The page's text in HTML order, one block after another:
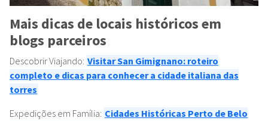
Mais dicas de locais históricos em
blogs parceiros
Descobrir Viajando: Visitar San Gimignano: roteiro
completo e dicas para conhecer a cidade italiana das
torres
Expedições em Família: Cidades Históricas Perto de Belo